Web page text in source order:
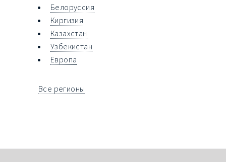
Белоруссия
Киргизия
Казахстан
Узбекистан
Европа
Все регионы